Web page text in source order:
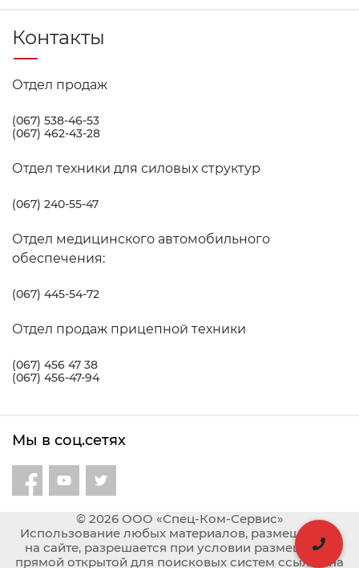
Контакты
Отдел продаж
(067) 538-46-53
(067) 462-43-28
Отдел техники для силовых структур
(067) 240-55-47
Отдел медицинского автомобильного
обеспечения:
(067) 445-54-72
Отдел продаж прицепной техники
(067) 456 47 38
(067) 456-47-94
Мы в соц.сетях
© 2026 ООО «Спец-Ком-Сервис»
Использование любых материалов, размещённых
на сайте, разрешается при условии размещения
прямой открытой для поисковых систем ссылки на